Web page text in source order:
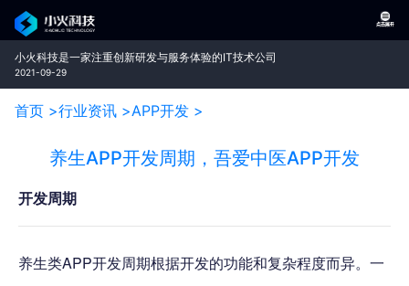
小火科技是一家注重创新研发与服务体验的IT技术公司
2021-09-29
首页 >行业资讯 >APP开发 >
养生APP开发周期，吾爱中医APP开发
开发周期
养生类APP开发周期根据开发的功能和复杂程度而异。一